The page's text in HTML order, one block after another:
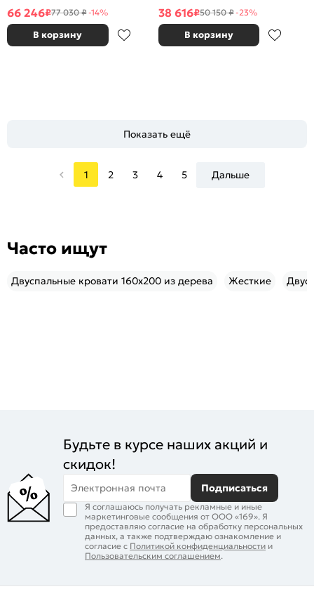
66 246₽77 030 ₽-14%
В корзину
38 616₽50 150 ₽-23%
В корзину
Показать ещё
1 2 3 4 5 Дальше
Часто ищут
Двуспальные кровати 160х200 из дерева Жесткие
Будьте в курсе наших акций и
скидок!
Электронная почта Подписаться
Я соглашаюсь получать рекламные и иные
маркетинговые сообщения от ООО «169». Я
предоставляю согласие на обработку персональных
данных, а также подтверждаю ознакомление и
согласие с Политикой конфиденциальности и
Пользовательским соглашением.